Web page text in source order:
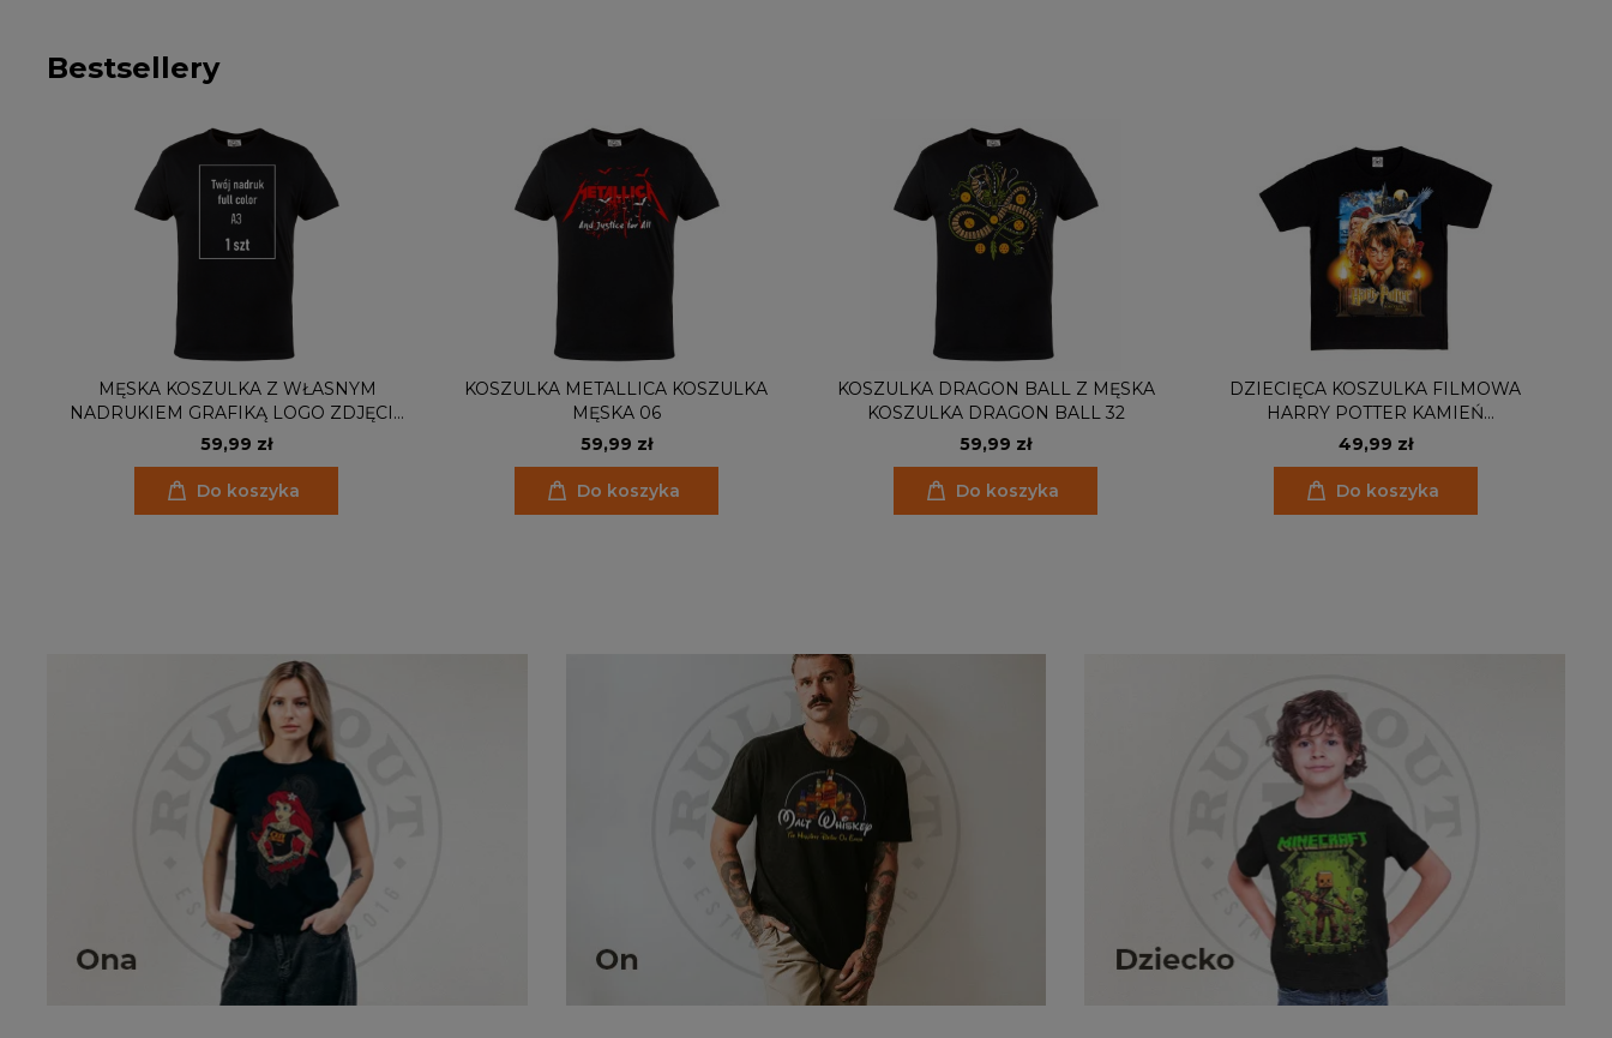
Bestsellery
MĘSKA KOSZULKA Z WŁASNYM
NADRUKIEM GRAFIKĄ LOGO ZDJĘCIE
RÓŻNE KOLORY
59,99 zł
Do koszyka
KOSZULKA METALLICA KOSZULKA
MĘSKA 06
59,99 zł
Do koszyka
KOSZULKA DRAGON BALL Z MĘSKA
KOSZULKA DRAGON BALL 32
59,99 zł
Do koszyka
DZIECIĘCA KOSZULKA FILMOWA
HARRY POTTER KAMIEŃ
FILOZOFICZNY HOGWART
49,99 zł
Do koszyka